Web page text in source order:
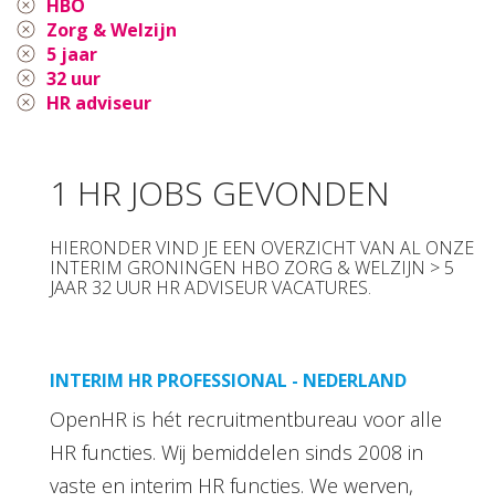
HBO
Zorg & Welzijn
5 jaar
32 uur
HR adviseur
1 HR JOBS GEVONDEN
HIERONDER VIND JE EEN OVERZICHT VAN AL ONZE
INTERIM GRONINGEN HBO ZORG & WELZIJN > 5
JAAR 32 UUR HR ADVISEUR VACATURES.
INTERIM HR PROFESSIONAL - NEDERLAND
OpenHR is hét recruitmentbureau voor alle
HR functies. Wij bemiddelen sinds 2008 in
vaste en interim HR functies. We werven,